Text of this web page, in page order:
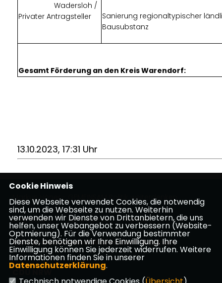
Wadersloh /
Privater Antragsteller
Sanierung regionaltypischer
Bausubstanz
Gesamt Förderung an den Kreis Warendorf:
13.10.2023, 17:31 Uhr
Markus Höner - GEMEINSAM Politik weiterdenken
Impressum Datenschutz Kontakt
CDU Kreisverband Warendorf-Beckum
Cookie Hinweis
Diese Webseite verwendet Cookies, die notwendig
sind, um die Webseite zu nutzen. Weiterhin
verwenden wir Dienste von Drittanbietern, die uns
helfen, unser Webangebot zu verbessern (Website-
Optmierung). Für die Verwendung bestimmter
Dienste, benötigen wir Ihre Einwilligung. Ihre
Einwilligung können Sie jederzeit widerrufen. Weitere
Informationen finden Sie in unserer
Datenschutzerklärung.